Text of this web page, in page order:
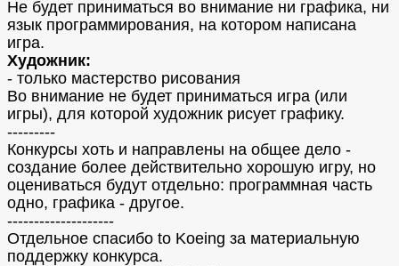
Не будет приниматься во внимание ни графика, ни
язык программирования, на котором написана
игра.
Художник:
- только мастерство рисования
Во внимание не будет приниматься игра (или
игры), для которой художник рисует графику.
---------
Конкурсы хоть и направлены на общее дело -
создание более действительно хорошую игру, но
оцениваться будут отдельно: программная часть
одно, графика - другое.
--------------------
Отдельное спасибо to Koeing за материальную
поддержку конкурса.